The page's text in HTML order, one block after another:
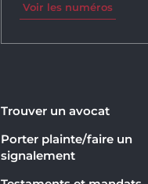
Voir les numéros
Trouver un avocat
Porter plainte/faire un
signalement